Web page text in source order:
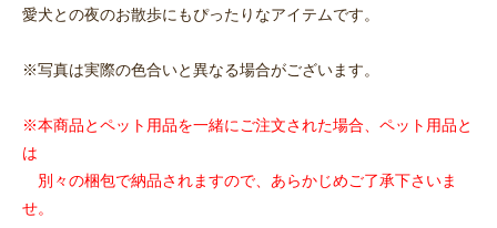
愛犬との夜のお散歩にもぴったりなアイテムです。
※写真は実際の色合いと異なる場合がございます。
※本商品とペット用品を一緒にご注文された場合、ペット用品と
は
別々の梱包で納品されますので、あらかじめご了承下さいま
せ。